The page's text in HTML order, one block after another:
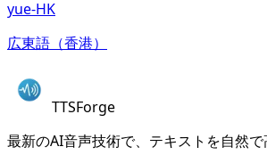
yue-HK
広東語（香港）
TTSForge
最新のAI音声技術で、テキストを自然